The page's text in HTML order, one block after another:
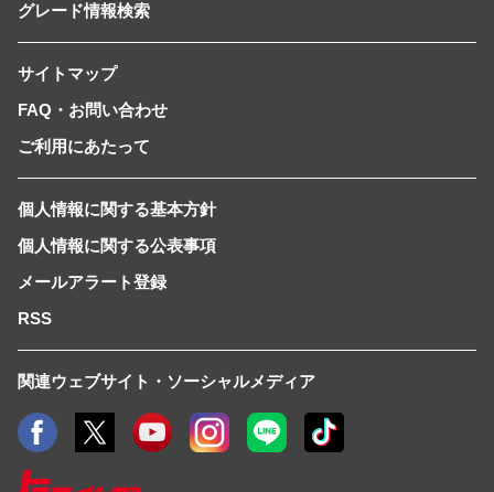
グレード情報検索
サイトマップ
FAQ・お問い合わせ
ご利用にあたって
個人情報に関する基本方針
個人情報に関する公表事項
メールアラート登録
RSS
関連ウェブサイト・ソーシャルメディア